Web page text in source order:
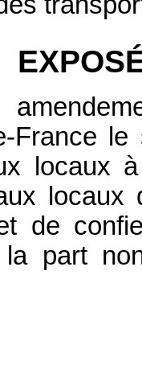
France
locaux
de
la part